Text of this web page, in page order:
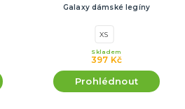
Galaxy dámské legíny
XS
397 Kč
Skladem
Prohlédnout